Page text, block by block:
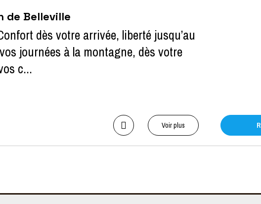
de Belleville
dès votre arrivée, liberté jusqu’au
journées à la montagne, dès votre
c...
Voir plus